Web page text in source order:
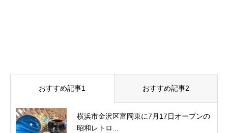
おすすめ記事1 おすすめ記事2
横浜市金沢区富岡東に7月17日オープンの
昭和レトロ...